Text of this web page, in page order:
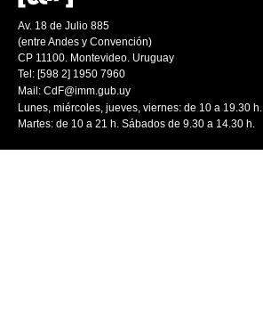
Av. 18 de Julio 885
(entre Andes y Convención)
CP 11100. Montevideo. Uruguay
Tel: [598 2] 1950 7960
Mail: CdF@imm.gub.uy
Lunes, miércoles, jueves, viernes: de 10 a 19.30 h.
Martes: de 10 a 21 h. Sábados de 9.30 a 14.30 h.